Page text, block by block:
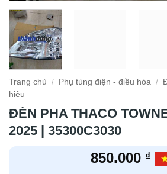
Trang chủ / Phụ tùng điện - điều hòa /
hiệu
ĐÈN PHA THACO
2025 | 35300C3030
850.000 ₫